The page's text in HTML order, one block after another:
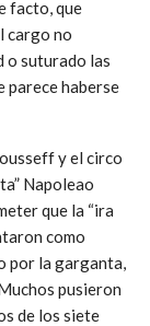
facto, que
cargo no
o suturado las
parece haberse
y el circo
Napoleao
que la “ira
como
por la garganta,
pusieron
de los siete